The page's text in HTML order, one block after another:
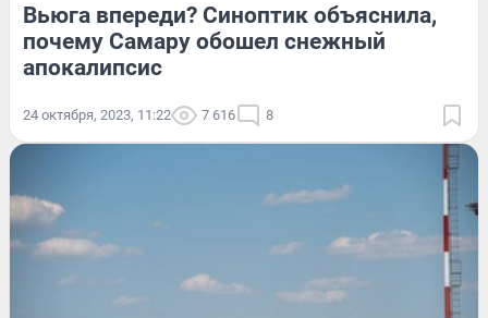
Вьюга впереди? Синоптик объяснила,
почему Самару обошел снежный
апокалипсис
24 октября, 2023, 11:22 7 616 8